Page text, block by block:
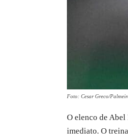
Foto: Cesar Greco/
O elenco de Abel
imediato. O